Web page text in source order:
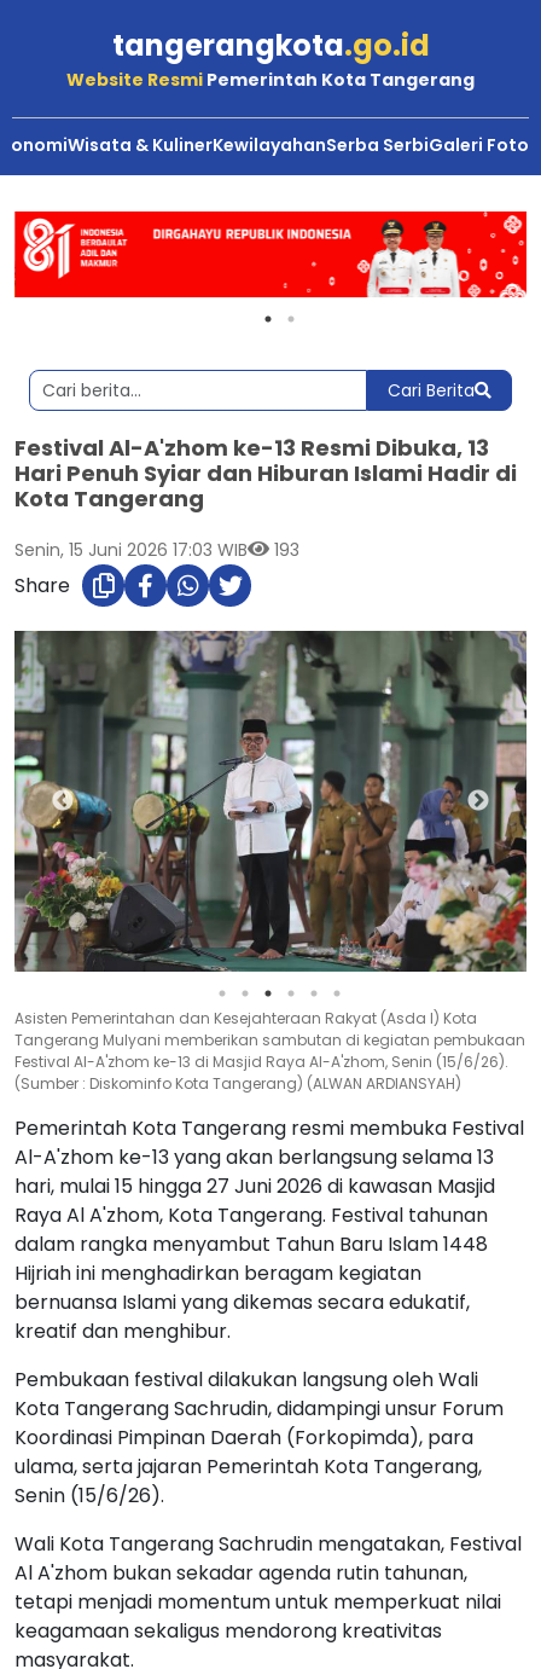
tangerangkota.go.id
Website Resmi Pemerintah Kota Tangerang
Wisata & KulinerKewilayahanSerba SerbiGaleri Foto
Cari Berita
Festival Al-A'zhom ke-13 Resmi Dibuka, 13
Hari Penuh Syiar dan Hiburan Islami Hadir di
Kota Tangerang
Senin, 15 Juni 2026 17:03 WIB 193
Share
Wali Kota Tangerang Sachrudin memberikan sambutan di kegiatan
pembukaan Festival Al-A'zhom di Masjid Raya Al-A'zhom Jl. Satria
Sudirman, Kecamatan Tangerang, Kota Tangerang, Provinsi Banten,
Senin (15/6/26). (Sumber : Diskominfo Kota Tangerang) (ALWAN
Pemerintah Kota Tangerang resmi membuka Festival
Al-A'zhom ke-13 yang akan berlangsung selama 13
hari, mulai 15 hingga 27 Juni 2026 di kawasan Masjid
Raya Al A'zhom, Kota Tangerang. Festival tahunan
dalam rangka menyambut Tahun Baru Islam 1448
Hijriah ini menghadirkan beragam kegiatan
bernuansa Islami yang dikemas secara edukatif,
Pembukaan festival dilakukan langsung oleh Wali
Kota Tangerang Sachrudin, didampingi unsur Forum
Koordinasi Pimpinan Daerah (Forkopimda), para
ulama, serta jajaran Pemerintah Kota Tangerang,
Wali Kota Tangerang Sachrudin mengatakan, Festival
Al A'zhom bukan sekadar agenda rutin tahunan,
tetapi menjadi momentum untuk memperkuat nilai
keagamaan sekaligus mendorong kreativitas